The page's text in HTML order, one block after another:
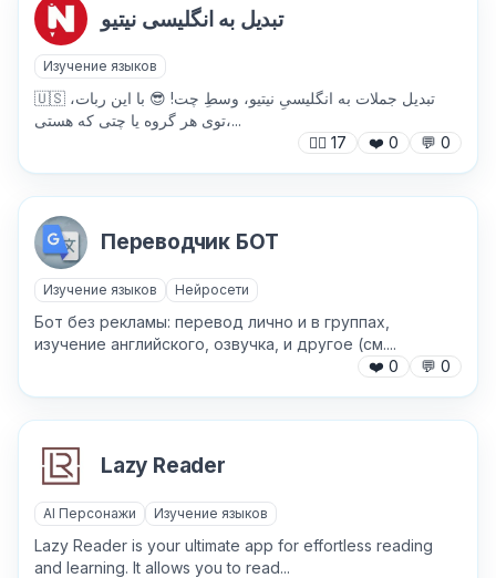
Причина жалобы*
Хочу получить ответ на email
تبدیل به انگلیسی نیتیو
Изучение языков
🇺🇸 تبدیل جملات به انگلیسیِ نیتیو، وسطِ چت! 😎 با این ربات،
توی هر گروه یا چتی که هستی،...
🙍‍♂️ 17 ❤️ 0 💬 0
Переводчик БОТ
Изучение языков Нейросети
Бот без рекламы: перевод лично и в группах,
изучение английского, озвучка, и другое (см....
❤️ 0 💬 0
Lazy Reader
AI Персонажи Изучение языков
Lazy Reader is your ultimate app for effortless reading
and learning. It allows you to read...